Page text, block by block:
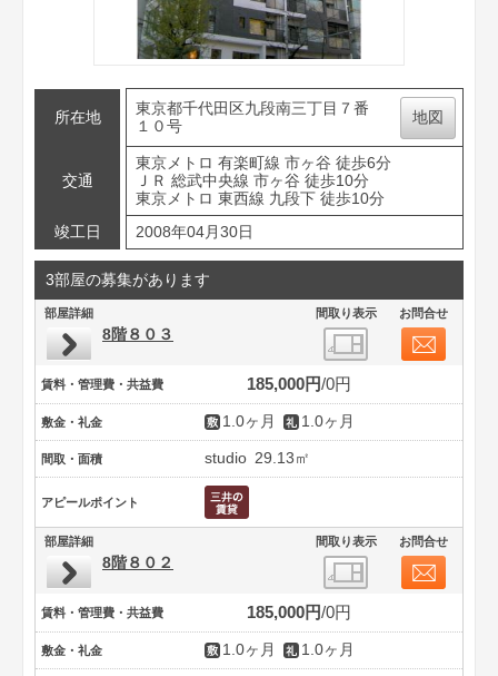
所在地
東京都千代田区九段南三丁目７番
１０号
地図
交通
東京メトロ 有楽町線 市ヶ谷 徒歩6分
ＪＲ 総武中央線 市ヶ谷 徒歩10分
東京メトロ 東西線 九段下 徒歩10分
竣工日
2008年04月30日
3部屋の募集があります
部屋詳細 間取り表示 お問合せ
8階８０３
賃料・管理費・共益費 185,000円 0円
敷金・礼金 1.0ヶ月 1.0ヶ月
間取・面積 studio 29.13㎡
アピールポイント
部屋詳細 間取り表示 お問合せ
8階８０２
賃料・管理費・共益費 185,000円 0円
敷金・礼金 1.0ヶ月 1.0ヶ月